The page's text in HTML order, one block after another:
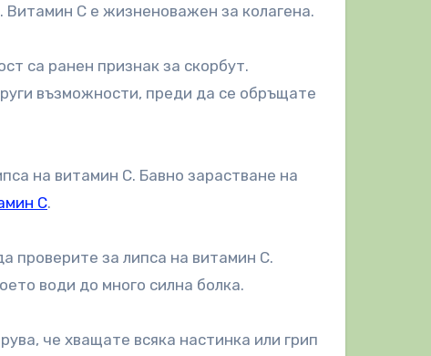
С е жизненоважен за колагена.
са ранен признак за скорбут.
възможности, преди да се обръщате
на витамин С. Бавно зарастване на
С.
проверите за липса на витамин С.
води до много силна болка.
че хващате всяка настинка или грип